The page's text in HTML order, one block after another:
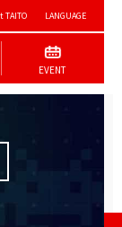
TAITO LANGUAGE
EVENT